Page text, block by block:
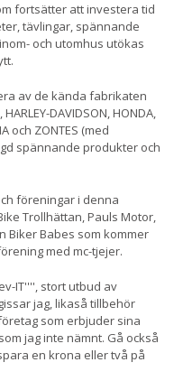
fortsätter att investera tid
tävlingar, spännande
och utomhus utökas
av de kända fabrikaten
DAVIDSON, HONDA,
och ZONTES (med
spännande produkter och
föreningar i denna
Trollhättan, Pauls Motor,
Biker Babes som kommer
med mc-tjejer.
IT'''', stort utbud av
jag, likaså tillbehör
som erbjuder sina
jag inte nämnt. Gå också
en krona eller två på